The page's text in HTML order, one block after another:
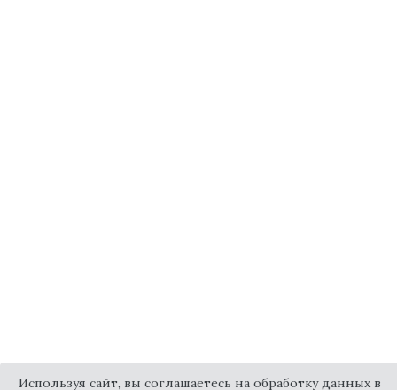
Используя сайт, вы соглашаетесь на обработку данных в